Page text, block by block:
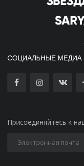
СОЦИАЛЬНЫЕ МЕДИА
Присоединяйтесь к